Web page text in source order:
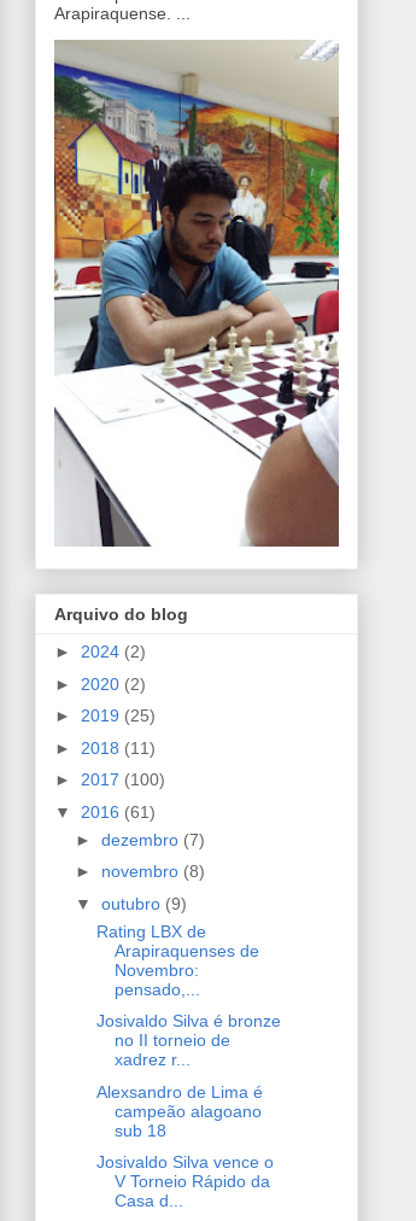
Arapiraquense. ...
Arquivo do blog
► 2024 (2)
► 2020 (2)
► 2019 (25)
► 2018 (11)
► 2017 (100)
▼ 2016 (61)
► dezembro (7)
► novembro (8)
▼ outubro (9)
Rating LBX de
Arapiraquenses de
Novembro:
pensado,...
Josivaldo Silva é bronze
no II torneio de
xadrez r...
Alexsandro de Lima é
campeão alagoano
sub 18
Josivaldo Silva vence o
V Torneio Rápido da
Casa d...